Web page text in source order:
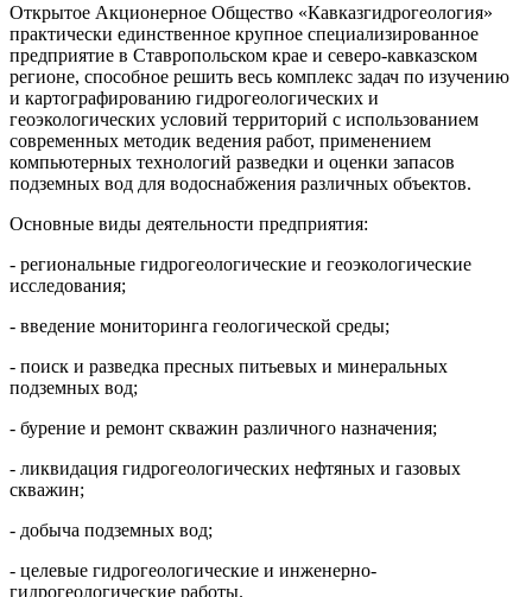
Открытое Акционерное Общество «Кавказгидрогеология»
практически единственное крупное специализированное
предприятие в Ставропольском крае и северо-кавказском
регионе, способное решить весь комплекс задач по изучению
и картографированию гидрогеологических и
геоэкологических условий территорий с использованием
современных методик ведения работ, применением
компьютерных технологий разведки и оценки запасов
подземных вод для водоснабжения различных объектов.
Основные виды деятельности предприятия:
- региональные гидрогеологические и геоэкологические
исследования;
- введение мониторинга геологической среды;
- поиск и разведка пресных питьевых и минеральных
подземных вод;
- бурение и ремонт скважин различного назначения;
- ликвидация гидрогеологических нефтяных и газовых
скважин;
- добыча подземных вод;
- целевые гидрогеологические и инженерно-
гидрогеологические работы.